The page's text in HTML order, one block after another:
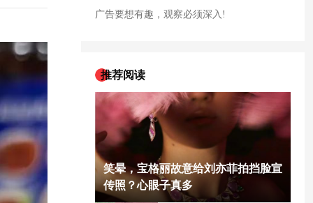
广告要想有趣，观察必须深入!
推荐阅读
笑晕，宝格丽故意给刘亦菲拍挡脸宣
传照？心眼子真多